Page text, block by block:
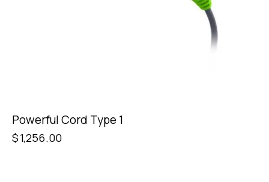
Powerful Cord Type 1
$1,256.00